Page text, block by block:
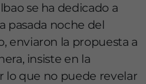
se ha dedicado a
pasada noche del
enviaron la propuesta a
insiste en la
lo que no puede revelar